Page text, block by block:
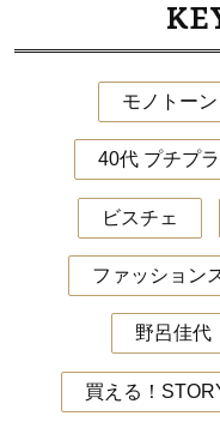
モノトー
40代 プチプ
ビスチェ
ファッション
野呂佳代
買える！